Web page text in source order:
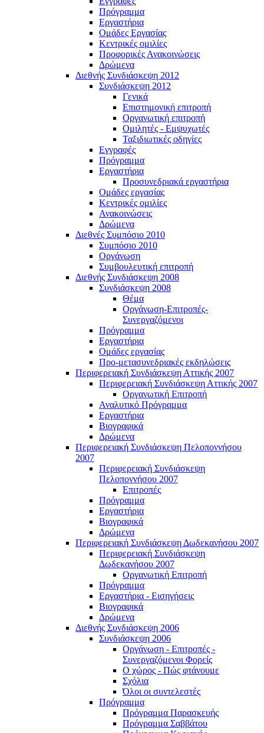
Πρόγραμμα
Εργαστήρια
Ομάδες Εργασίας
Κεντρικές ομιλίες
Προφορικές Ανακοινώσεις
Δρώμενα
Διεθνής Συνδιάσκεψη 2012
Συνδιάσκεψη 2012
Γενικά
Επιστημονική επιτροπή
Οργανωτική επιτροπή
Ομιλητές - Εμψυχωτές
Ταξιδιωτικές οδηγίες
Εγγραφές
Πρόγραμμα
Εργαστήρια
Προσυνεδριακά εργαστήρια
Ομάδες εργασίας
Κεντρικές ομιλίες
Ανακοινώσεις
Δρώμενα
Διεθνές Συμπόσιο 2010
Συμπόσιο 2010
Οργάνωση
Συμβουλευτική επιτροπή
Διεθνής Συνδιάσκεψη 2008
Συνδιάσκεψη 2008
Θέμα
Οργάνωση-Επιτροπές-
Συνεργαζόμενοι
Πρόγραμμα
Εργαστήρια
Ομάδες εργασίας
Προ-μετασυνεδριακές εκδηλώσεις
Περιφερειακή Συνδιάσκεψη Αττικής 2007
Περιφερειακή Συνδιάσκεψη Αττικής 2007
Οργανωτική Επιτροπή
Αναλυτικό Πρόγραμμα
Εργαστήρια
Βιογραφικά
Δρώμενα
Περιφερειακή Συνδιάσκεψη Πελοποννήσου
2007
Περιφερειακή Συνδιάσκεψη
Πελοποννήσου 2007
Επιτροπές
Πρόγραμμα
Εργαστήρια
Βιογραφικά
Δρώμενα
Περιφερειακή Συνδιάσκεψη Δωδεκανήσου 2007
Περιφερειακή Συνδιάσκεψη
Δωδεκανήσου 2007
Οργανωτική Επιτροπή
Πρόγραμμα
Εργαστήρια - Εισηγήσεις
Βιογραφικά
Δρώμενα
Διεθνής Συνδιάσκεψη 2006
Συνδιάσκεψη 2006
Οργάνωση - Επιτροπές -
Συνεργαζόμενοι Φορείς
Ο χώρος - Πώς φτάνουμε
Σχόλια
Όλοι οι συντελεστές
Πρόγραμμα
Πρόγραμμα Παρασκευής
Πρόγραμμα Σαββάτου